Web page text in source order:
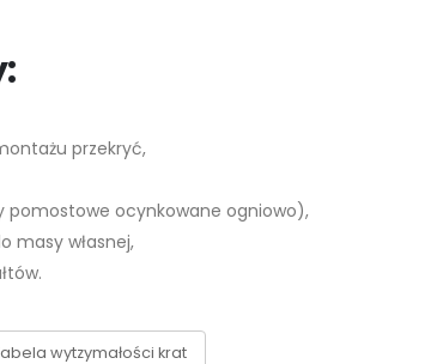
przekryć,
pomostowe ocynkowane ogniowo),
masy własnej,
wytzymałości krat